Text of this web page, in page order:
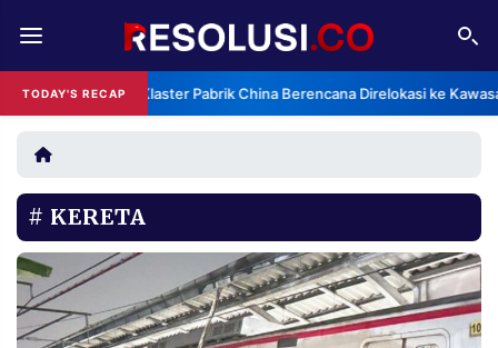
TODAY'S RECAP Klaster Pabrik China Berencana Direlokasi ke
REDAKSI TENTANG
RESOLUSI IKLAN
RUBRIKASI
EDITORIAL AKSARA
FINANSIA PERSONA
DAERAH NASIONAL
KERETA